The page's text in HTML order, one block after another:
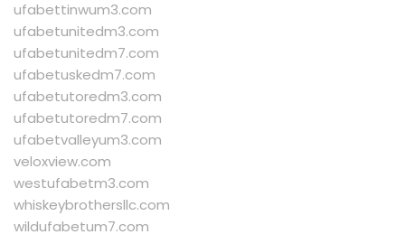
ufabettinwum3.com
ufabetunitedm3.com
ufabetunitedm7.com
ufabetuskedm7.com
ufabetutoredm3.com
ufabetutoredm7.com
ufabetvalleyum3.com
veloxview.com
westufabetm3.com
whiskeybrothersllc.com
wildufabetum7.com